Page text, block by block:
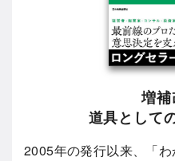
増補
道具として
2005年の発行以来、「